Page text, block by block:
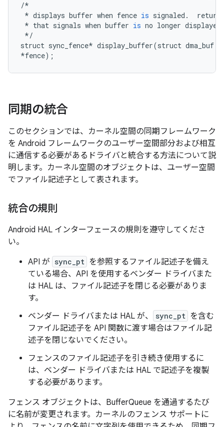
/*
* displays buffer when fence is signaled .
* that signals when buffer is no longer displayed
*/
struct sync_fence* display_buffer(struct dma_buf
*fence);
同期の統合
このセクションでは、カーネル空間の同期フレームワーク
を Android フレームワークのユーザー空間部分および相互
に通信する必要があるドライバと統合する方法について説
明します。カーネル空間のオブジェクトは、ユーザー空間
でファイル記述子として表されます。
統合の規則
Android HAL インターフェースの規則を遵守してくださ
い。
API が sync_pt を参照するファイル記述子を備え
ている場合、API を使用するベンダー ドライバまた
は HAL は、ファイル記述子を閉じる必要がありま
す。
ベンダー ドライバまたは HAL が、
sync_pt を含む
ファイル記述子を API 関数に渡す場合はファイル記
述子を閉じないでください。
フェンスのファイル記述子を引き続き使用するに
は、ベンダー ドライバまたは HAL で記述子を複製
する必要があります。
フェンス オブジェクトは、BufferQueue を通過するたび
に名前が変更されます。カーネルのフェンス サポートに